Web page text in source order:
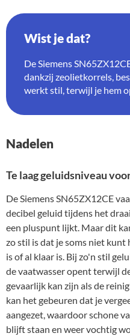
Wist je dat?
De Siemens
dankzij zeolietkorrels,
werkt stil, terwijl je hem
Nadelen
Te laag geluidsniveau
De Siemens SN65ZX12CE
decibel geluid tijdens het
een pluspunt lijkt. Maar dit
zo stil is dat je soms niet
is of al klaar is. Bij zo'n stil
de vaatwasser opent terwijl
gevaarlijk kan zijn als de
kan het gebeuren dat je
aangezet, waardoor schone
blijft staan en weer vochtig